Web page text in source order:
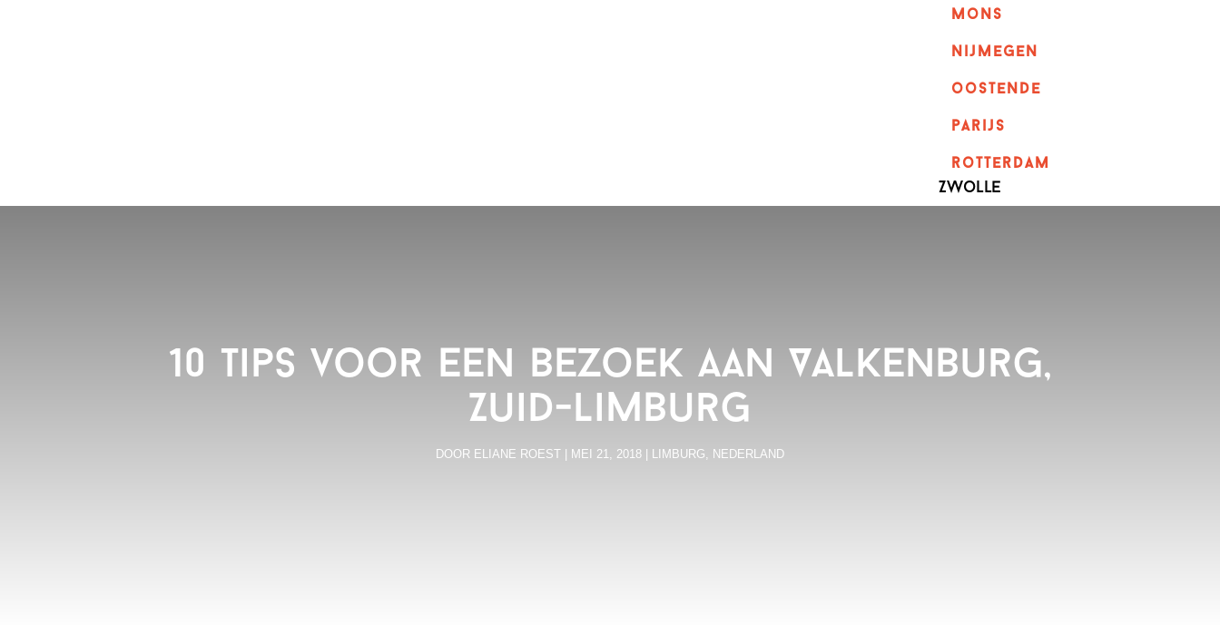
mons
nijmegen
oostende
parijs
rotterdam
Zwolle
10 Tips voor een bezoek aan Valkenburg,
Zuid-Limburg
DOOR ELIANE ROEST MEI 21, 2018 LIMBURG, NEDERLAND